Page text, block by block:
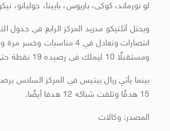
لو نورماند، كوكى، باريوس، بايينا، جوليانو،
ومستقبلًا 10 ليملك فى رصيده 19 نقطة حتى الآن.
15 هدفًا وتلقت شباكه 12 هدفا أيضًا.
المصدر: وكالات